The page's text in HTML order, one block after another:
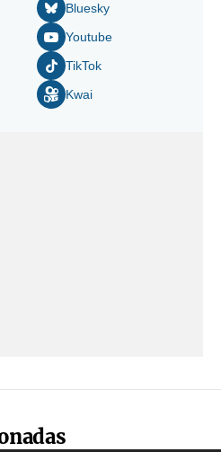
Bluesky
Youtube
TikTok
Kwai